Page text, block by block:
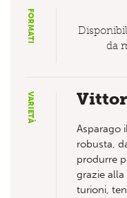
FORMATI
da
VARIETÀ
Asparago
robusta,
produrre
grazie alla
turioni,